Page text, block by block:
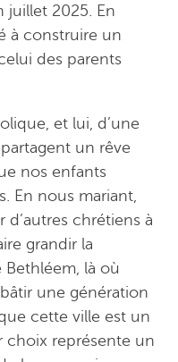
juillet 2025. En
à construire un
des parents
et lui, d’une
un rêve
nos enfants
En nous mariant,
chrétiens à
grandir la
là où
une génération
cette ville est un
choix représente un